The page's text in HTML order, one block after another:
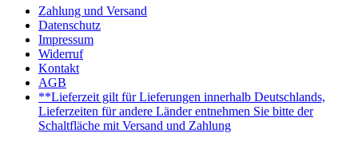
Zahlung und Versand
Datenschutz
Impressum
Widerruf
Kontakt
AGB
**Lieferzeit gilt für Lieferungen innerhalb Deutschlands,
Lieferzeiten für andere Länder entnehmen Sie bitte der
Schaltfläche mit Versand und Zahlung